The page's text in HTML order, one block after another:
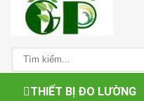
THIẾT BỊ ĐO LƯỜNG